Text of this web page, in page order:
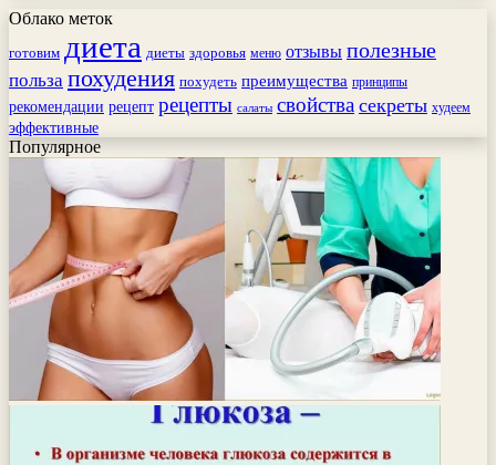
Облако меток
готовим диета диеты здоровья меню отзывы полезные
польза похудения похудеть преимущества принципы
рекомендации рецепт рецепты салаты свойства секреты худеем
эффективные
Популярное